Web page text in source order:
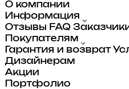
О компании
Информация
Отзывы FAQ
Покупателям
Гарантия и возврат
Дизайнерам
Акции
Портфолио